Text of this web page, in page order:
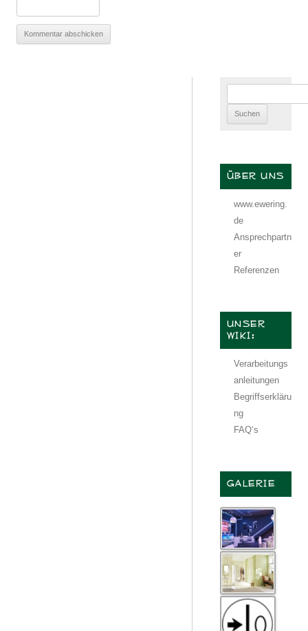
nach:
ÜBER UNS
www.ewering.
de
Ansprechpartn
er
Referenzen
UNSER
WIKI:
Verarbeitungs
anleitungen
Begriffserkläru
ng
FAQ‘s
GALERIE